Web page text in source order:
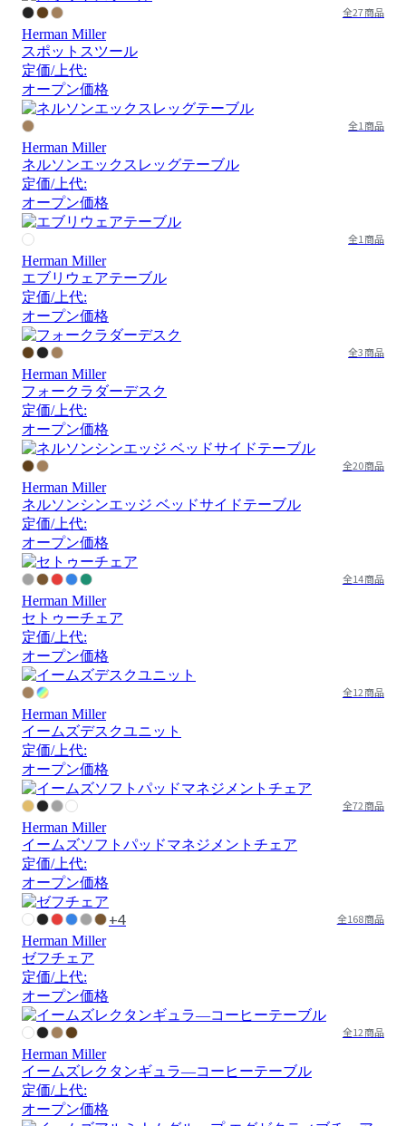
全27商品
Herman Miller
スポットスツール
定価/上代:
オープン価格
全1商品
Herman Miller
ネルソンエックスレッグテーブル
定価/上代:
オープン価格
全1商品
Herman Miller
エブリウェアテーブル
定価/上代:
オープン価格
全3商品
Herman Miller
フォークラダーデスク
定価/上代:
オープン価格
全20商品
Herman Miller
ネルソンシンエッジ ベッドサイドテーブル
定価/上代:
オープン価格
全14商品
Herman Miller
セトゥーチェア
定価/上代:
オープン価格
全12商品
Herman Miller
イームズデスクユニット
定価/上代:
オープン価格
全72商品
Herman Miller
イームズソフトパッドマネジメントチェア
定価/上代:
オープン価格
+4 全168商品
Herman Miller
ゼフチェア
定価/上代:
オープン価格
全12商品
Herman Miller
イームズレクタンギュラ―コーヒーテーブル
定価/上代:
オープン価格